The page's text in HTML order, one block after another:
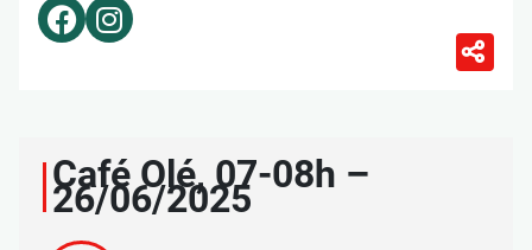
Café Olé, 07-08h –
26/06/2025